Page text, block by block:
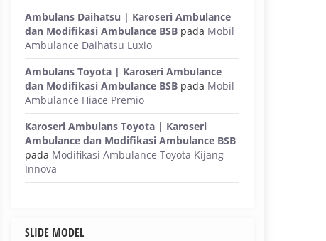
Ambulans Daihatsu | Karoseri Ambulance
dan Modifikasi Ambulance BSB pada Mobil
Ambulance Daihatsu Luxio
Ambulans Toyota | Karoseri Ambulance
dan Modifikasi Ambulance BSB pada Mobil
Ambulance Hiace Premio
Karoseri Ambulans Toyota | Karoseri
Ambulance dan Modifikasi Ambulance BSB
pada Modifikasi Ambulance Toyota Kijang
Innova
SLIDE MODEL